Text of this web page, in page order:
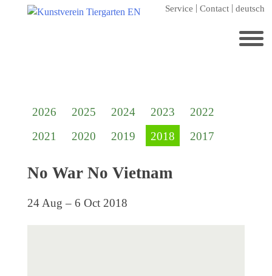
Service Contact deutsch
Kunstverein Tiergarten
Annuale editions
Supporters
Membership
2026 2025 2024 2023
2022
2021
2020 2019 2018 2017
No War No Vietnam
24 Aug – 6 Oct 2018